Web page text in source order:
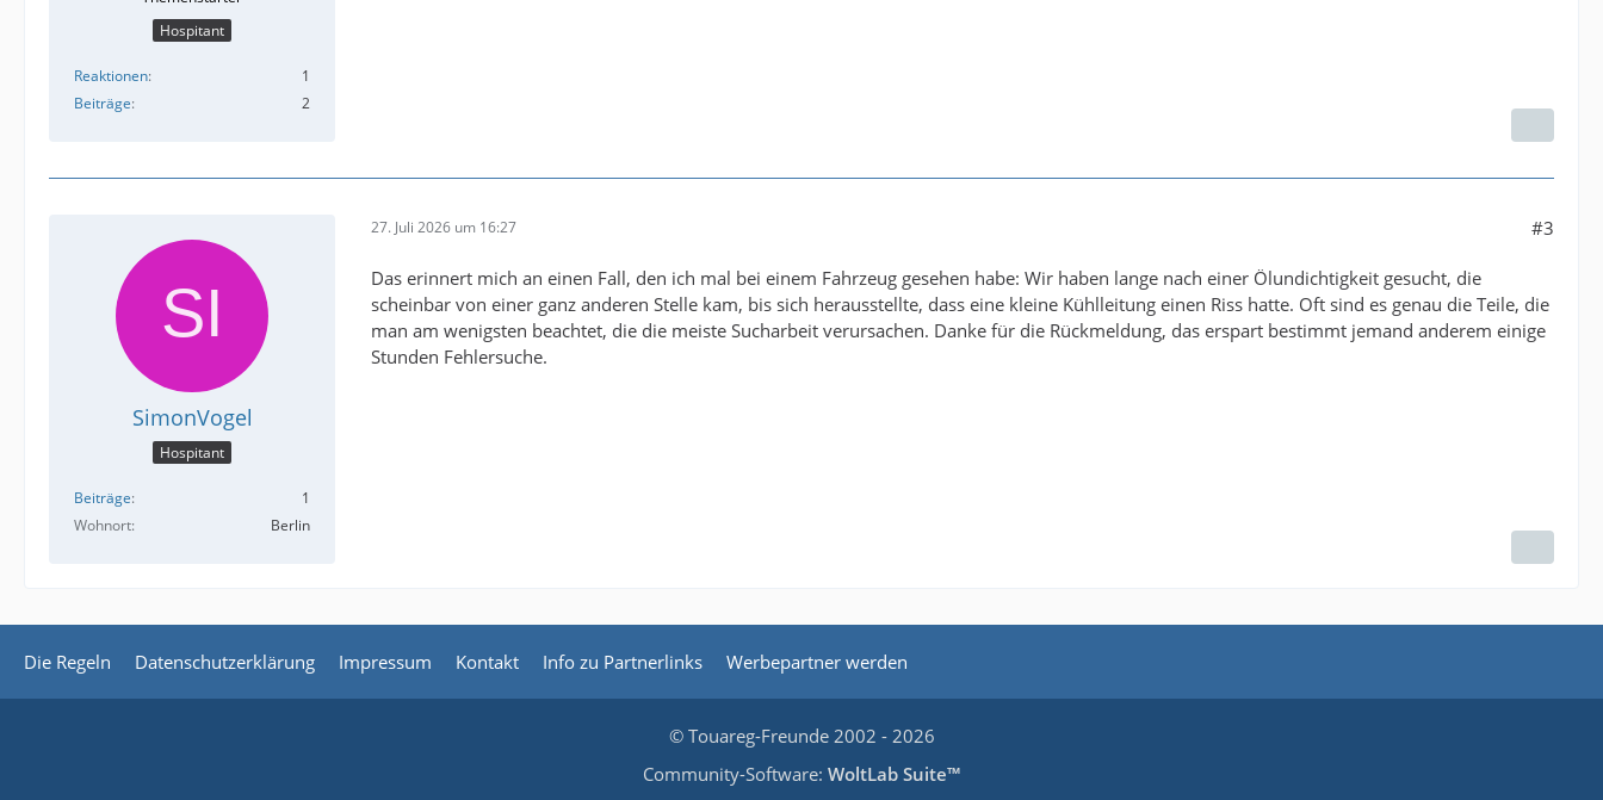
Hospitant
Reaktionen
1
Beiträge
2
SimonVogel
Hospitant
Beiträge
1
Wohnort
Berlin
27. Juli 2026 um 16:27 #3
Das erinnert mich an einen Fall, den ich mal bei einem Fahrzeug gesehen habe: Wir haben lange nach einer Ölundichtigkeit gesucht, die
scheinbar von einer ganz anderen Stelle kam, bis sich herausstellte, dass eine kleine Kühlleitung einen Riss hatte. Oft sind es genau die Teile, die
man am wenigsten beachtet, die die meiste Sucharbeit verursachen. Danke für die Rückmeldung, das erspart bestimmt jemand anderem einige
Stunden Fehlersuche.
Die Regeln Datenschutzerklärung Impressum Kontakt Info zu Partnerlinks Werbepartner werden
© Touareg-Freunde 2002 - 2026
Community-Software: WoltLab Suite™